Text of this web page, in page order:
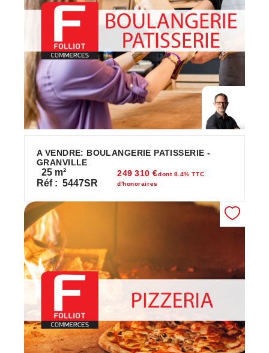
A VENDRE: BOULANGERIE PATISSERIE -
GRANVILLE
25 m²
Réf : 5447SR
249 310 €dont 8.4% TTC
d'honoraires